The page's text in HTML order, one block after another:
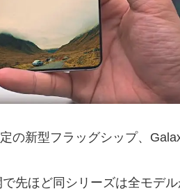
の新型フラッグシップ、
先ほど同シリーズは全モデ